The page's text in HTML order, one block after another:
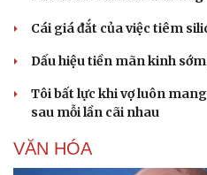
Cái giá đắt của việc tiêm
Dấu hiệu tiền mãn kinh
Tôi bất lực khi vợ luôn
sau mỗi lần cãi nhau
VĂN HÓA